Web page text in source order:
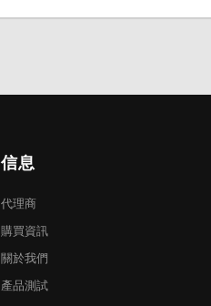
信息
代理商
購買資訊
關於我們
產品測試